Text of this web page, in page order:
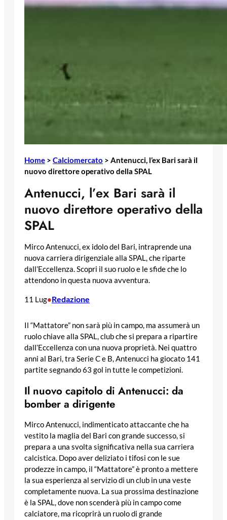
Home > Calciomercato > Antenucci, l’ex Bari sarà il
nuovo direttore operativo della SPAL
Antenucci, l’ex Bari sarà il
nuovo direttore operativo della
SPAL
Mirco Antenucci, ex idolo del Bari, intraprende una
nuova carriera dirigenziale alla SPAL, che riparte
dall’Eccellenza. Scopri il suo ruolo e le sfide che lo
attendono in questa nuova avventura.
11 Lug•Redazione
Il “Mattatore” non sarà più in campo, ma assumerà un
ruolo chiave alla SPAL, club che si prepara a ripartire
dall’Eccellenza con una nuova proprietà. Nei quattro
anni al Bari, tra Serie C e B, Antenucci ha giocato 141
partite segnando 63 gol in tutte le competizioni.
Il nuovo capitolo di Antenucci: da
bomber a dirigente
Mirco Antenucci, indimenticato attaccante che ha
vestito la maglia del Bari con grande successo, si
prepara a una svolta significativa nella sua carriera
calcistica. Dopo aver deliziato i tifosi con le sue
prodezze in campo, il “Mattatore” è pronto a mettere
la sua esperienza al servizio di un club in una veste
completamente nuova. La sua prossima destinazione
è la SPAL, dove non scenderà più in campo come
calciatore, ma ricoprirà un ruolo di grande